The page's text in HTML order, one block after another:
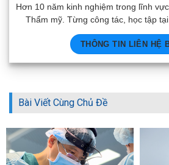
Hơn 10 năm kinh nghiệm trong lĩnh
Thẩm mỹ. Từng công tác, học tập
THÔNG TIN LIÊN HỆ
Bài Viết Cùng Chủ Đề